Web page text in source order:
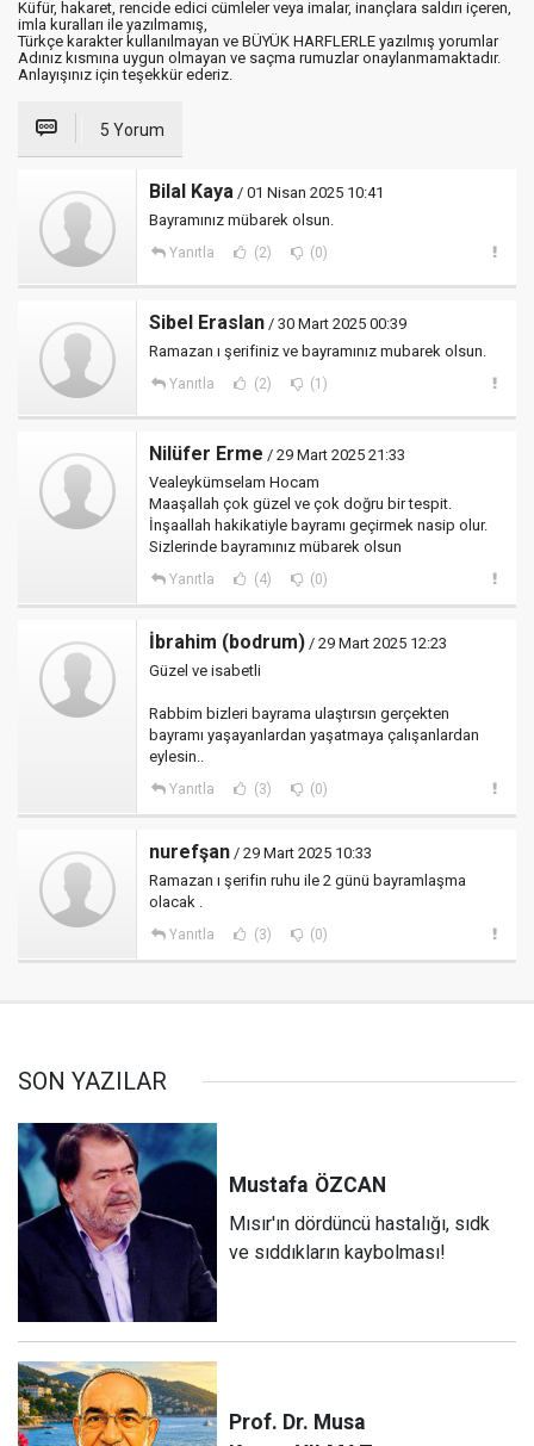
Küfür, hakaret, rencide edici cümleler veya imalar, inançlara saldırı içeren,
imla kuralları ile yazılmamış,
Türkçe karakter kullanılmayan ve BÜYÜK HARFLERLE yazılmış yorumlar
Adınız kısmına uygun olmayan ve saçma rumuzlar onaylanmamaktadır.
Anlayışınız için teşekkür ederiz.
5 Yorum
Bilal Kaya / 01 Nisan 2025 10:41
Bayramınız mübarek olsun.
Yanıtla (2) (0)
Sibel Eraslan / 30 Mart 2025 00:39
Ramazan ı şerifiniz ve bayramınız mubarek olsun.
Yanıtla (2) (1)
Nilüfer Erme / 29 Mart 2025 21:33
Vealeykümselam Hocam
Maaşallah çok güzel ve çok doğru bir tespit.
İnşaallah hakikatiyle bayramı geçirmek nasip olur.
Sizlerinde bayramınız mübarek olsun
Yanıtla (4) (0)
İbrahim (bodrum) / 29 Mart 2025 12:23
Güzel ve isabetli
Rabbim bizleri bayrama ulaştırsın gerçekten
bayramı yaşayanlardan yaşatmaya çalışanlardan
eylesin..
Yanıtla (3) (0)
nurefşan / 29 Mart 2025 10:33
Ramazan ı şerifin ruhu ile 2 günü bayramlaşma
olacak .
Yanıtla (3) (0)
SON YAZILAR
Mustafa ÖZCAN
Mısır'ın dördüncü hastalığı, sıdk
ve sıddıkların kaybolması!
Prof. Dr. Musa